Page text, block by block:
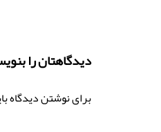
دیدگاهتان را
برای نوشتن دیدگاه